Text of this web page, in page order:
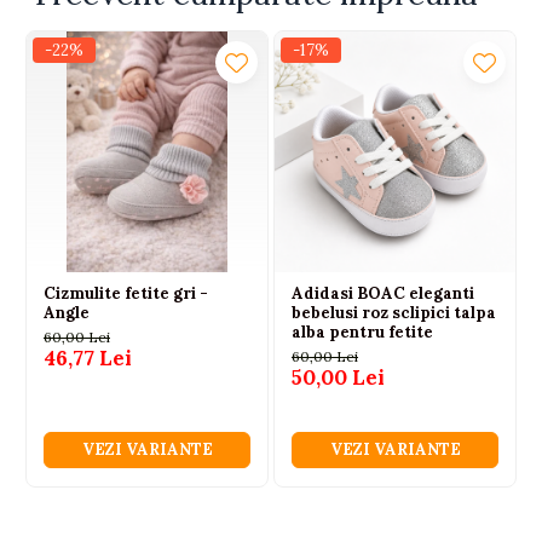
Prioritate – siguranta
Marginile inalte protejeaza bebelusul impotriva
rostogolirii sau caderii accidentale. Umplutura
antialergica din bile de silicon si materialele delicate,
prietenoase cu pielea sensibila a nou-nascutului,
contribuie la un mediu sanatos si un somn linistit.
-22%
Cizmulite fetite gri -
Angle
60,00 Lei
46,77 Lei
VEZI VARIANTE
-17%
Adidasi BOAC eleganti
bebelusi roz sclipici talpa
alba pentru fetite
60,00 Lei
50,00 Lei
VEZI VARIANTE